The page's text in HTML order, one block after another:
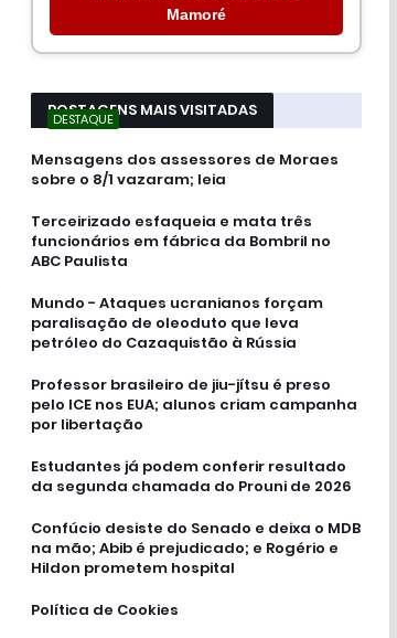
Mamoré
POSTAGENS MAIS VISITADAS
DESTAQUE
Mensagens dos assessores de Moraes
sobre o 8/1 vazaram; leia
Terceirizado esfaqueia e mata três
funcionários em fábrica da Bombril no
ABC Paulista
Mundo - Ataques ucranianos forçam
paralisação de oleoduto que leva
petróleo do Cazaquistão à Rússia
Professor brasileiro de jiu-jítsu é preso
pelo ICE nos EUA; alunos criam campanha
por libertação
Estudantes já podem conferir resultado
da segunda chamada do Prouni de 2026
Confúcio desiste do Senado e deixa o MDB
na mão; Abib é prejudicado; e Rogério e
Hildon prometem hospital
Política de Cookies